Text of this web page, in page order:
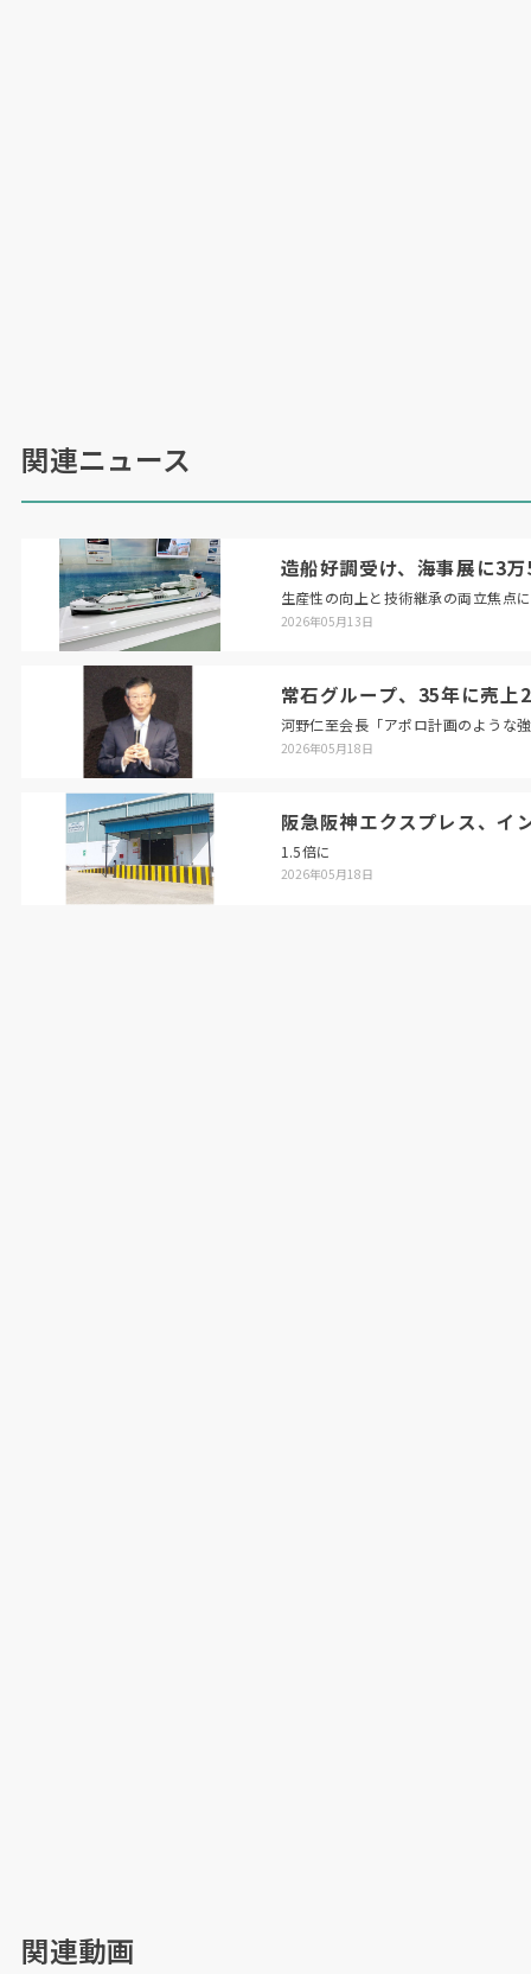
関連ニュース
造船好調受け、海事展に3
生産性の向上と技術継承の両立焦点に
2026年05月13日
常石グループ、35年に売上
河野仁至会長「アポロ計画のような
2026年05月18日
阪急阪神エクスプレス、イ
1.5倍に
2026年05月18日
関連動画